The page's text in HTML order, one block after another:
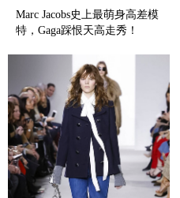
Marc Jacobs史上最萌身高差模
特，Gaga踩恨天高走秀！